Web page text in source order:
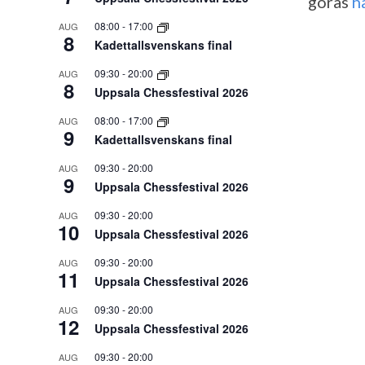
AUG
8
08:00 - 17:00
Kadettallsvenskans final
AUG
8
09:30 -20:00
Uppsala Chessfestival 2026
AUG
9
08:00 - 17:00
Kadettallsvenskans final
AUG
9
09:30 -20:00
Uppsala Chessfestival 2026
AUG
10
09:30 -20:00
Uppsala Chessfestival 2026
AUG
11
09:30 -20:00
Uppsala Chessfestival 2026
AUG
12
09:30 -20:00
Uppsala Chessfestival 2026
AUG 09:30 -20:00